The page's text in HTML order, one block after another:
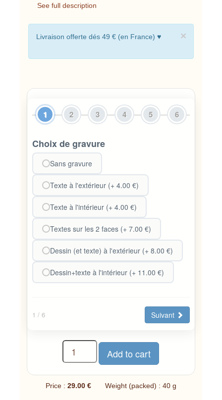
See full description
×
Livraison offerte dés 49 € (en France) ♥
1 2 3 4 5 6
Choix de gravure
Sans gravure
Texte à l'extérieur (+ 4.00 €)
Texte à l'intérieur (+ 4.00 €)
Textes sur les 2 faces (+ 7.00 €)
Dessin (et texte) à l'extérieur (+ 8.00 €)
Dessin+texte à l'intérieur (+ 11.00 €)
1 / 6 Suivant
Price : 29.00 € Weight (packed) : 40 g